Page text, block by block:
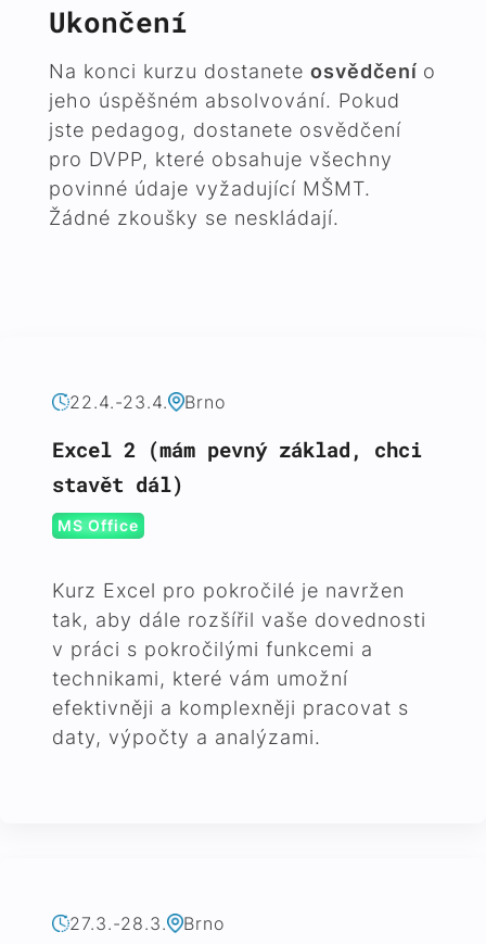
Ukončení
Na konci kurzu dostanete osvědčení o
jeho úspěšném absolvování. Pokud
jste pedagog, dostanete osvědčení
pro DVPP, které obsahuje všechny
povinné údaje vyžadující MŠMT.
Žádné zkoušky se neskládají.
22.4.-23.4. Brno
Excel 2 (mám pevný základ, chci
stavět dál)
MS Office
Kurz Excel pro pokročilé je navržen
tak, aby dále rozšířil vaše dovednosti
v práci s pokročilými funkcemi a
technikami, které vám umožní
efektivněji a komplexněji pracovat s
daty, výpočty a analýzami.
27.3.-28.3. Brno